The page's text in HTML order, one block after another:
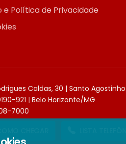
e Política de Privacidade
Caldas, 30 | Santo Agostinho
921 | Belo Horizonte/MG
7000